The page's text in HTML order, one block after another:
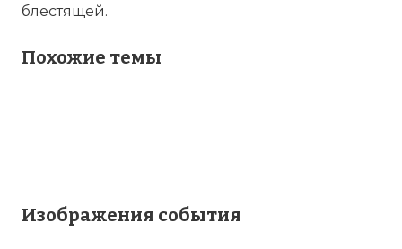
блестящей.
Похожие темы
Изображения события